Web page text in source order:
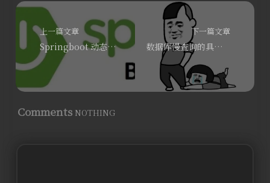
上一篇文章
Springboot 动态配置及一键打包部署
下一篇文章
数据库慢查询的具体原因，优化策略播
Comments NOTHING